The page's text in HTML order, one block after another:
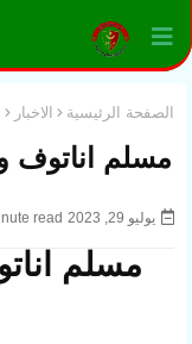
الصفحة الرئيسية الاخبار
مسلم اناتوف
يوليو 29, 2023 read
مسلم